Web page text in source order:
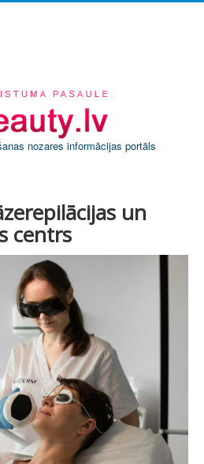
nozares informācijas portāls
un
centrs